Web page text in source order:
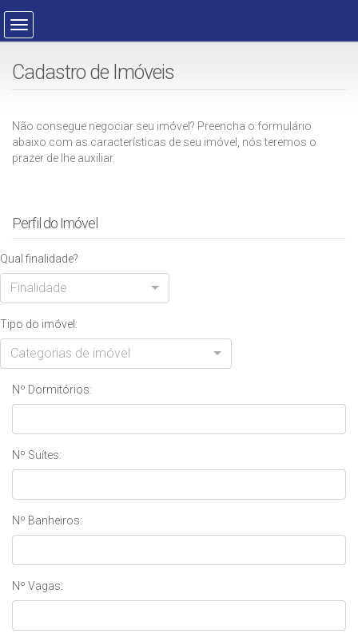
Cadastro de Imóveis
Não consegue negociar seu imóvel? Preencha o formulário
abaixo com as características de seu imóvel, nós teremos o
prazer de lhe auxiliar.
Perfil do Imóvel
Qual finalidade?
Finalidade
Tipo do imóvel:
Categorias de imóvel
Nº Dormitórios:
Nº Suítes:
Nº Banheiros:
Nº Vagas: